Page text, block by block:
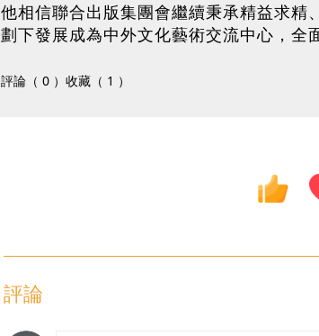
他相信聯合出版集團會繼續秉承精益求精
劃下發展成為中外文化藝術交流中心，全
評論（ 0 ） 收藏（ 1 ）
評論